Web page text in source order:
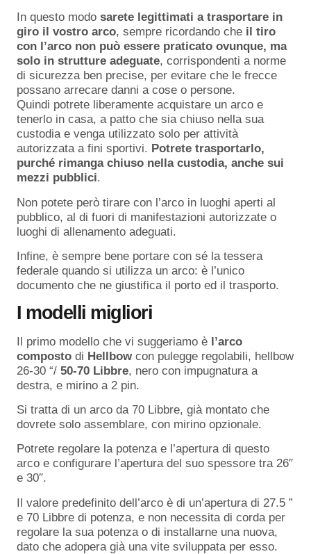
In questo modo sarete legittimati a trasportare in
giro il vostro arco, sempre ricordando che il tiro
con l’arco non può essere praticato ovunque, ma
solo in strutture adeguate, corrispondenti a norme
di sicurezza ben precise, per evitare che le frecce
possano arrecare danni a cose o persone.
Quindi potrete liberamente acquistare un arco e
tenerlo in casa, a patto che sia chiuso nella sua
custodia e venga utilizzato solo per attività
autorizzata a fini sportivi. Potrete trasportarlo,
purché rimanga chiuso nella custodia, anche sui
mezzi pubblici.
Non potete però tirare con l’arco in luoghi aperti al
pubblico, al di fuori di manifestazioni autorizzate o
luoghi di allenamento adeguati.
Infine, è sempre bene portare con sé la tessera
federale quando si utilizza un arco: è l’unico
documento che ne giustifica il porto ed il trasporto.
I modelli migliori
Il primo modello che vi suggeriamo è l’arco
composto di Hellbow con pulegge regolabili, hellbow
26-30 “/ 50-70 Libbre, nero con impugnatura a
destra, e mirino a 2 pin.
Si tratta di un arco da 70 Libbre, già montato che
dovrete solo assemblare, con mirino opzionale.
Potrete regolare la potenza e l’apertura di questo
arco e configurare l’apertura del suo spessore tra 26″
e 30″.
Il valore predefinito dell’arco è di un’apertura di 27.5 ”
e 70 Libbre di potenza, e non necessita di corda per
regolare la sua potenza o di installarne una nuova,
dato che adopera già una vite sviluppata per esso.